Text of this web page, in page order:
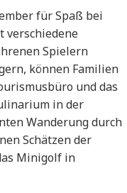
für Spaß bei
verschiedene
Spielern
können Familien
und das
in der
Wanderung durch
Schätzen der
Minigolf in